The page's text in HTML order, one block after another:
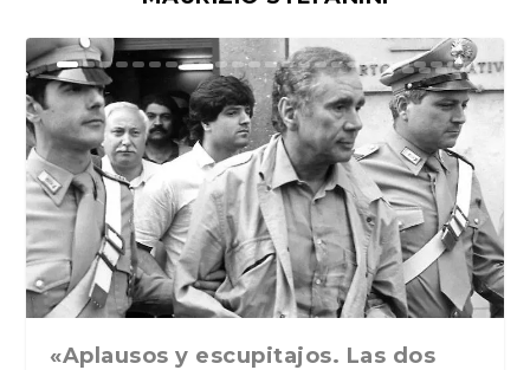
Ground Rules. Alejan...
«Rafael: Poesía subl...
Bienvenidos al circo...
Georges de La Tour. ...
Robert Capa: la hist...
«Aplausos y escupitajos. Las dos